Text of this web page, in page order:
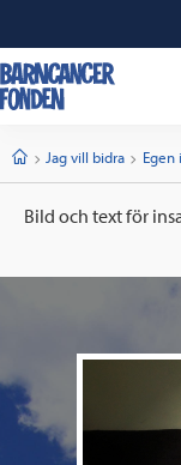
StartJag vill bidra Egen
Bild och text för